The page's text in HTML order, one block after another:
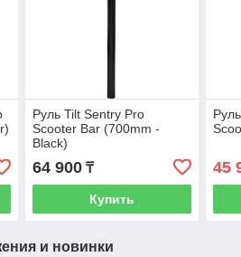
Руль Tilt Sentry Pro
Scooter Bar (700mm -
Black)
64 900₸
Купить
45
и новинки